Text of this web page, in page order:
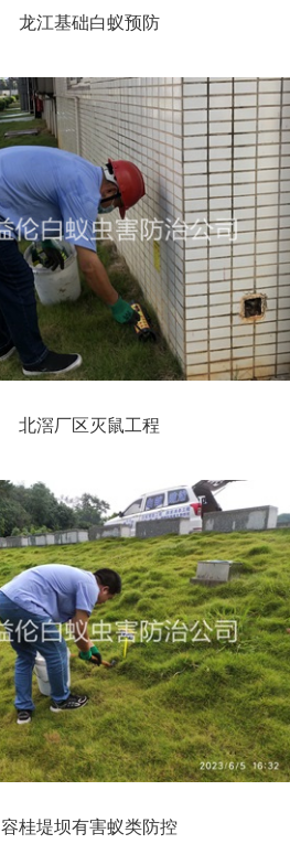
龙江基础白蚁预防
北滘厂区灭鼠工程
容桂堤坝有害蚁类防控